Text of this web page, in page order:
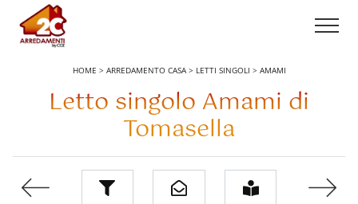
HOME > ARREDAMENTO CASA> LETTI SINGOLI > AMAMI
Letto singolo Amami di
Tomasella